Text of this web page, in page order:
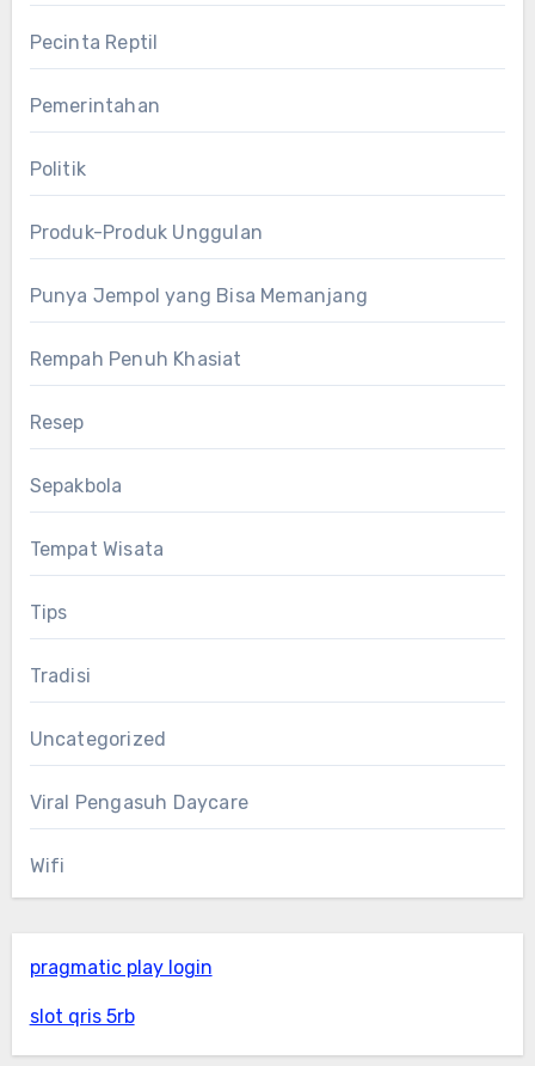
Pecinta Reptil
Pemerintahan
Politik
Produk-Produk Unggulan
Punya Jempol yang Bisa Memanjang
Rempah Penuh Khasiat
Resep
Sepakbola
Tempat Wisata
Tips
Tradisi
Uncategorized
Viral Pengasuh Daycare
Wifi
pragmatic play login
slot qris 5rb